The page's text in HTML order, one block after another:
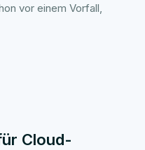
vor einem Vorfall,
Cloud-